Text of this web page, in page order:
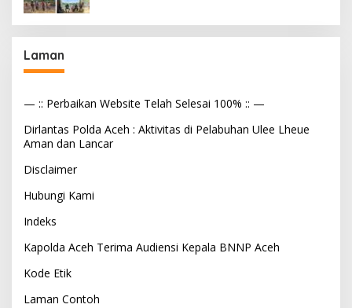
Laman
— :: Perbaikan Website Telah Selesai 100% :: —
Dirlantas Polda Aceh : Aktivitas di Pelabuhan Ulee Lheue
Aman dan Lancar
Disclaimer
Hubungi Kami
Indeks
Kapolda Aceh Terima Audiensi Kepala BNNP Aceh
Kode Etik
Laman Contoh